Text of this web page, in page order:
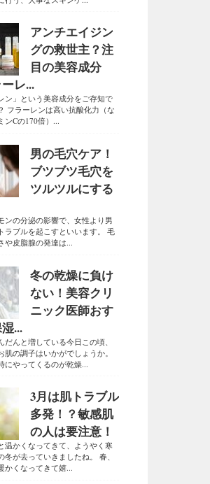
アンチエイジン
グの救世主？注
目の美容成分
ーレ...
ン」という美容成分をご存知で
フラーレンは高い抗酸化力（な
ンCの170倍）...
男の毛穴ケア！
ブツブツ毛穴を
ツルツルにする
ンの分泌の影響で、女性より男
ラブルを起こすといいます。 毛
や皮脂腺の発達は...
冬の乾燥に負け
ない！美容クリ
ニック医師おす
...
だんと増している今日この頃、
肌の調子はいかがでしょうか。
にやってくるのが乾燥...
3月は肌トラブル
多発！？敏感肌
の人は要注意！
温かくなってきて、ようやく寒
冬が去っていきましたね。 春、
かくなってきて嬉...